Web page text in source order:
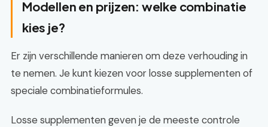
Modellen en prijzen: welke combinatie
kies je?
Er zijn verschillende manieren om deze verhouding in
te nemen. Je kunt kiezen voor losse supplementen of
speciale combinatieformules.
Losse supplementen geven je de meeste controle